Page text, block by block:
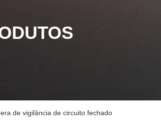
de vigilância de circuito fechado